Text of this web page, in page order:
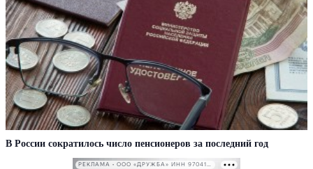
В России сократилось число пенсионеров за последний год
РЕКЛАМА • ООО «ДРУЖБА» ИНН 9704146411